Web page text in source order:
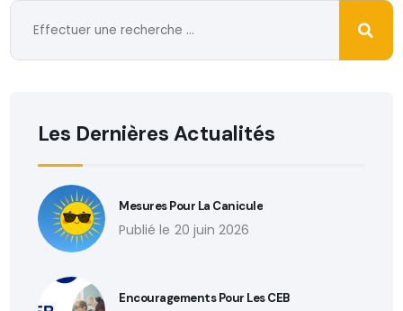
Les Dernières Actualités
Mesures Pour La Canicule
20 juin 2026
Encouragements Pour Les CEB